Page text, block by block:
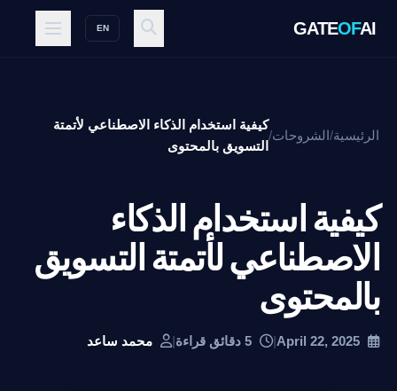
GATEOFAI
EN
الرئيسية/الشروحات/
كيفية استخدام الذكاء الاصطناعي لأتمتة
التسويق بالمحتوى
كيفية استخدام الذكاء
الاصطناعي لأتمتة التسويق
بالمحتوى
|
| محمد ساعد